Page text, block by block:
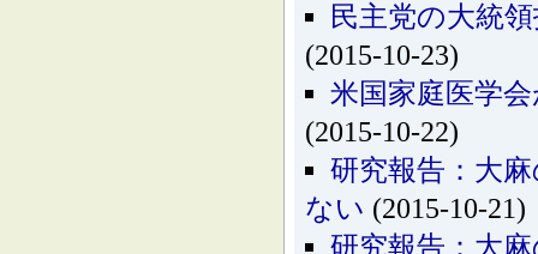
民主党の大統
(2015-10-23)
米国家庭医学
(2015-10-22)
研究報告：大
ない (2015-10-21)
研究報告：大